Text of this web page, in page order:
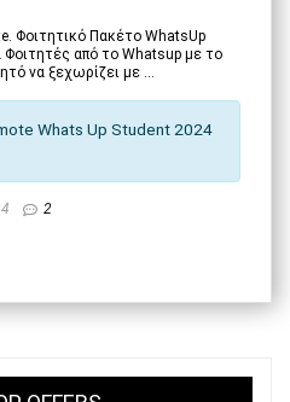
Φοιτητικό Πακέτο WhatsUp
από το Whatsup με το
να ξεχωρίζει με ...
Whats Up Student 2024
2